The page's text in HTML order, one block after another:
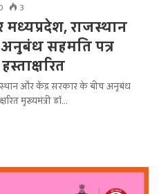
3
राजस्थान
सहमति पत्र
और केंद्र सरकार के बीच अनुबंध
मुख्यमंत्री डॉ…